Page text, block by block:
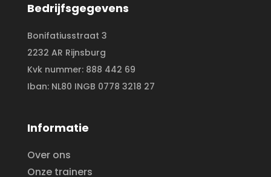
Bedrijfsgegevens
Bonifatiusstraat 3
2232 AR Rijnsburg
Kvk nummer: 888 442 69
Iban: NL80 INGB 0778 3218 27
Informatie
Over ons
Onze trainers